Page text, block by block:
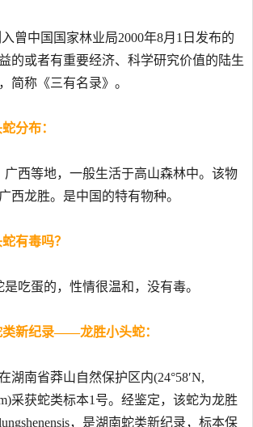
曾中国国家林业局2000年8月1日发布的
的或者有重要经济、科学研究价值的陆生
简称《三有名录》。
分布：
西等地，一般生活于高山森林中。该物
西龙胜。是中国的特有物种。
有毒吗？
吃蛋的，性情很温和，没有毒。
新纪录——龙胜小头蛇：
南省莽山自然保护区内(24°58′N,
m)采获蛇类标本1号。经鉴定，该蛇为龙胜
，是湖南蛇类新纪录，标本保